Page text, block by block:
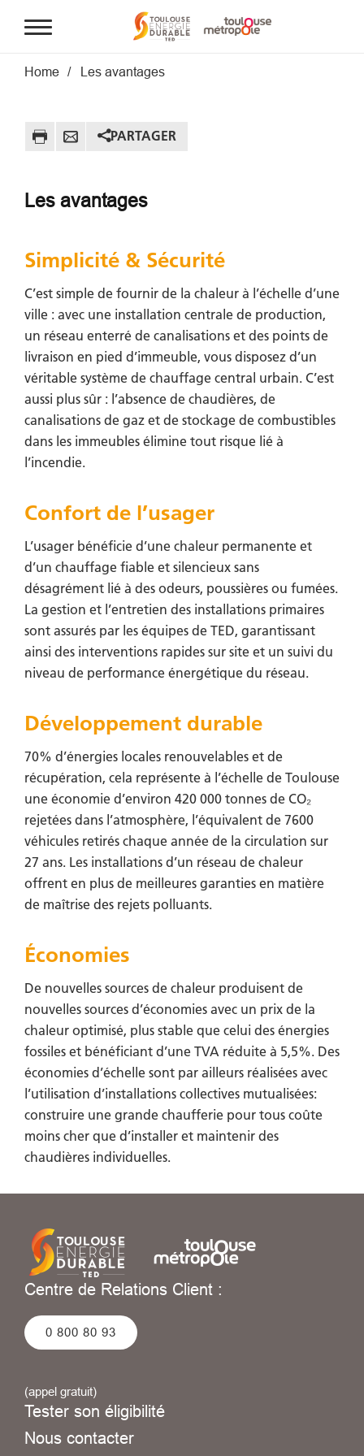
Aller au contenu principal
Fil d'Ariane
Home Les avantages
PARTAGER
Les avantages
Simplicité & Sécurité
C’est simple de fournir de la chaleur à l’échelle d’une
ville : avec une installation centrale de production,
un réseau enterré de canalisations et des points de
livraison en pied d’immeuble, vous disposez d’un
véritable système de chauffage central urbain. C’est
aussi plus sûr : l’absence de chaudières, de
canalisations de gaz et de stockage de combustibles
dans les immeubles élimine tout risque lié à
l’incendie.
Confort de l’usager
L’usager bénéficie d’une chaleur permanente et
d’un chauffage fiable et silencieux sans
désagrément lié à des odeurs, poussières ou fumées.
La gestion et l’entretien des installations primaires
sont assurés par les équipes de TED, garantissant
ainsi des interventions rapides sur site et un suivi du
niveau de performance énergétique du réseau.
Développement durable
70% d’énergies locales renouvelables et de
récupération, cela représente à l’échelle de Toulouse
une économie d’environ 420 000 tonnes de CO₂
rejetées dans l’atmosphère, l’équivalent de 7600
véhicules retirés chaque année de la circulation sur
27 ans. Les installations d’un réseau de chaleur
offrent en plus de meilleures garanties en matière
de maîtrise des rejets polluants.
Économies
De nouvelles sources de chaleur produisent de
nouvelles sources d’économies avec un prix de la
chaleur optimisé, plus stable que celui des énergies
fossiles et bénéficiant d’une TVA réduite à 5,5%. Des
économies d’échelle sont par ailleurs réalisées avec
l’utilisation d’installations collectives mutualisées:
construire une grande chaufferie pour tous coûte
moins cher que d’installer et maintenir des
chaudières individuelles.
Centre de Relations Client :
0 800 80 93
(appel gratuit)
Tester son éligibilité
Nous contacter